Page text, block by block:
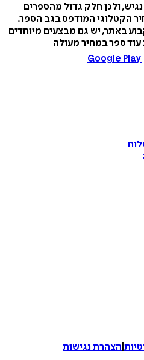
ולכן חלק גדול מהספרים
הקטלוגי המודפס בגב הספר.
באתר, יש גם מבצעים מיוחדים
עוד ספר במחיר מעולה
Google Play
הצהרת נגישות